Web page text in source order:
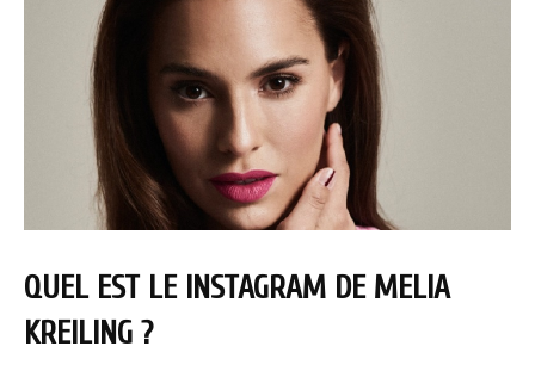
QUEL EST LE INSTAGRAM DE MELIA
KREILING ?